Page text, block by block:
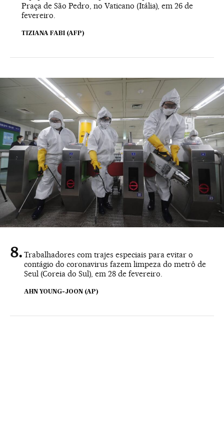
Praça de São Pedro, no Vaticano (Itália), em 26 de
fevereiro.
TIZIANA FABI (AFP)
Trabalhadores com trajes especiais para evitar o
contágio do coronavirus fazem limpeza do metrô de
Seul (Coreia do Sul), em 28 de fevereiro.
AHN YOUNG-JOON (AP)